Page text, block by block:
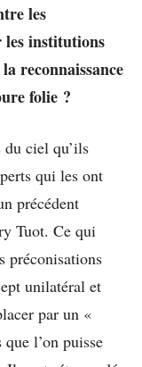
les
institutions
reconnaissance
folie ?
du ciel qu’ils
qui les ont
précédent
Tuot. Ce qui
préconisations
unilatéral et
par un «
l’on puisse